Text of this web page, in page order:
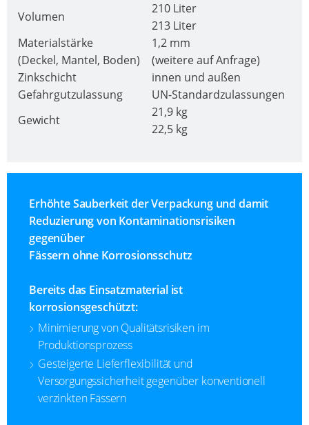
DUALPROTECT
ECOBULK
EX-
EV
SOUTH
AFRICA
ITA
CLOVER
ISRAEL
AMBALAJ
ARABIA
Volumen
210 Liter
213 Liter
Materialstärke
(Deckel, Mantel, Boden)
1,2 mm
(weitere auf Anfrage)
Zinkschicht
innen und außen
Gefahrgutzulassung
UN-Standardzulassungen
Gewicht
21,9 kg
22,5 kg
Erhöhte Sauberkeit der Verpackung und damit
Reduzierung von Kontaminationsrisiken
gegenüber
Fässern ohne Korrosionsschutz
Bereits das Einsatzmaterial ist
korrosionsgeschützt:
Minimierung von Qualitätsrisiken im
Produktionsprozess
Gesteigerte Lieferflexibilität und
Versorgungssicherheit gegenüber konventionell
verzinkten Fässern